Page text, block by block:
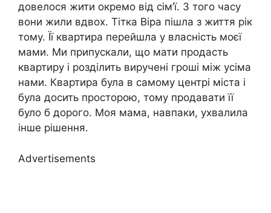
довелося жити окремо від сім’ї. З того часу
вони жили вдвох. Тітка Віра пішла з життя рік
тому. Її квартира перейшла у власність моєї
мами. Ми припускали, що мати продасть
квартиру і розділить виручені гроші між усіма
нами. Квартира була в самому центрі міста і
була досить просторою, тому продавати її
було б дорого. Моя мама, навпаки, ухвалила
інше рішення.
Advertisements